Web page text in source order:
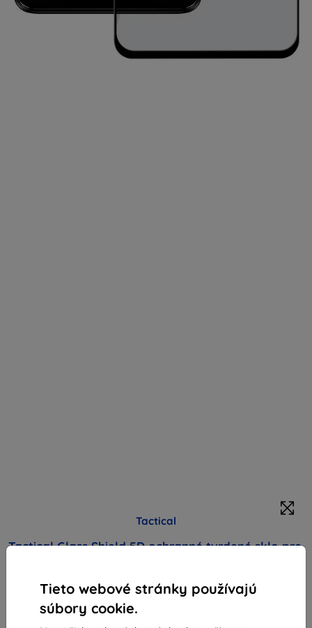
Tieto webové stránky používajú
súbory cookie.
Tactical
Tactical Glass Shield 5D ochranné tvrdené sklo pre
Vhodné pre: Motorola Moto G14
Popis a špecifikácia